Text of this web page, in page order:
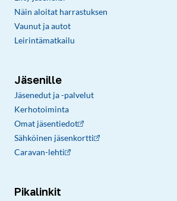
Näin aloitat harrastuksen
Vaunut ja autot
Leirintämatkailu
Jäsenille
Jäsenedut ja -palvelut
Kerhotoiminta
Omat jäsentiedot
Sähköinen jäsenkortti
Caravan-lehti
Pikalinkit